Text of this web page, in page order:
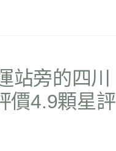
站旁的四川
價4.9顆星評